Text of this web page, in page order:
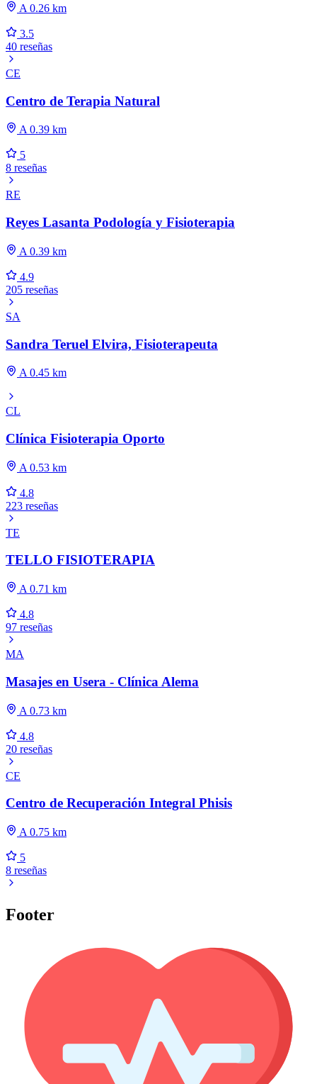
A 0.26 km
3.5
40 reseñas
CE
Centro de Terapia Natural
A 0.39 km
5
8 reseñas
RE
Reyes Lasanta Podología y Fisioterapia
A 0.39 km
4.9
205 reseñas
SA
Sandra Teruel Elvira, Fisioterapeuta
A 0.45 km
CL
Clínica Fisioterapia Oporto
A 0.53 km
4.8
223 reseñas
TE
TELLO FISIOTERAPIA
A 0.71 km
4.8
97 reseñas
MA
Masajes en Usera - Clínica Alema
A 0.73 km
4.8
20 reseñas
CE
Centro de Recuperación Integral Phisis
A 0.75 km
5
8 reseñas
Footer